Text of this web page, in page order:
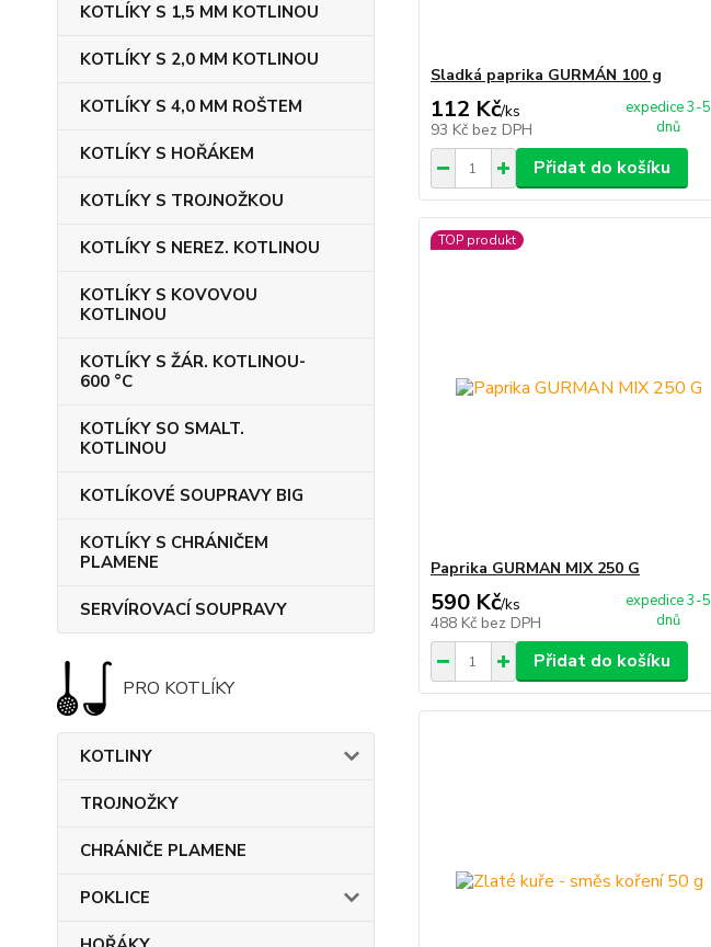
KOTLÍKY S 1,5 MM KOTLINOU
KOTLÍKY S 2,0 MM KOTLINOU
KOTLÍKY S 4,0 MM ROŠTEM
KOTLÍKY S HOŘÁKEM
KOTLÍKY S TROJNOŽKOU
KOTLÍKY S NEREZ. KOTLINOU
KOTLÍKY S KOVOVOU
KOTLINOU
KOTLÍKY S ŽÁR. KOTLINOU-
600 °C
KOTLÍKY SO SMALT.
KOTLINOU
KOTLÍKOVÉ SOUPRAVY BIG
KOTLÍKY S CHRÁNIČEM
PLAMENE
SERVÍROVACÍ SOUPRAVY
PRO KOTLÍKY
KOTLINY
TROJNOŽKY
CHRÁNIČE PLAMENE
POKLICE
Sladká paprika GURMÁN 100 g
112 Kč/ks
93 Kč bez DPH
expedice 3-5
dnů
Přidat do košíku
TOP produkt
Paprika GURMAN MIX 250 G
590 Kč/ks
488 Kč bez DPH
expedice 3-5
dnů
Přidat do košíku